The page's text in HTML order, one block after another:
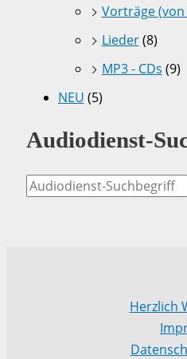
Vorträge
Lieder(8)
MP3 - CDs (9)
NEU (5)
Audiodienst-
Herzlich